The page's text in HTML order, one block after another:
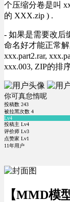
个压缩分卷是叫
的 XXX.zip ) .
- 如果是需要改后
命名好才能正常
xxx.part2.rar,
xxx.003, ZIP的排
你可真怠惰呢
投稿数 243
被拉黑次数 4
Lv4
投稿主 Lv4
评价师 Lv3
点赞家 Lv1
11年用户
【MMD模